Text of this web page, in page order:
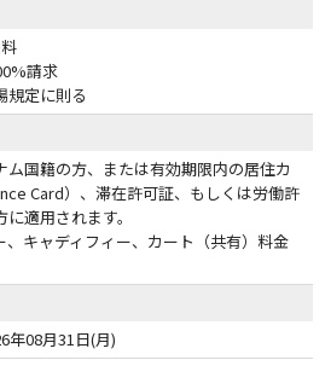
請求
国籍の方、または有効期限内の居住カ
Card）、滞在許可証、もしくは労働許
適用されます。
キャディフィー、カート（共有）料金
年08月31日(月)